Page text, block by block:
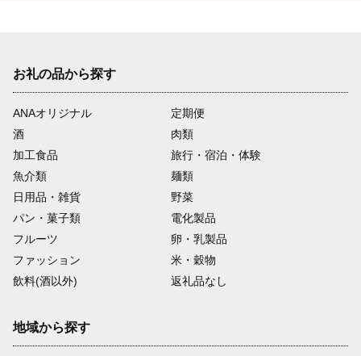
お礼の品から探す
ANAオリジナル
定期便
酒
肉類
加工食品
旅行・宿泊・体験
魚介類
麺類
日用品・雑貨
野菜
パン・菓子類
電化製品
フルーツ
卵・乳製品
ファッション
米・穀物
飲料(酒以外)
返礼品なし
地域から探す